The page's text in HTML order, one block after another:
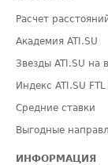
Расчет
Академия ATI.SU
Звезды ATI.SU на
Индекс ATI.SU
Средние ставки
Выгодные
ИНФОРМАЦИЯ